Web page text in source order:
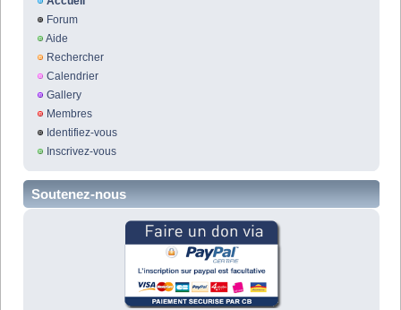
Forum
Aide
Rechercher
Calendrier
Gallery
Membres
Identifiez-vous
Inscrivez-vous
Soutenez-nous